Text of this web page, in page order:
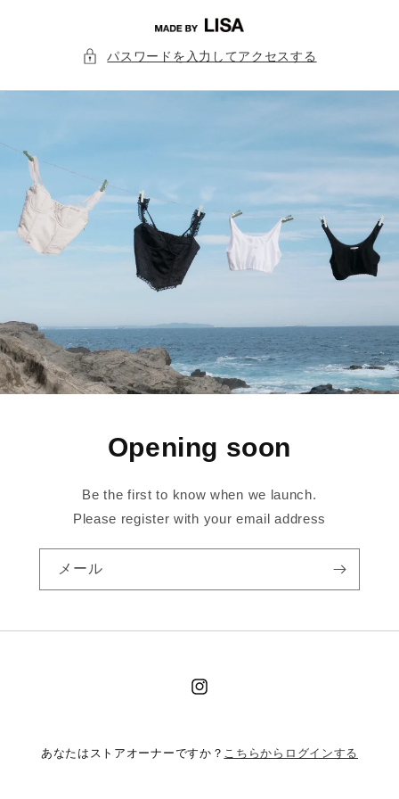
パスワードを入力してアクセスする
Opening soon
Be the first to know when we launch.
Please register with your email address
メール
Instagram
あなたはストアオーナーですか？ こちらからログインする